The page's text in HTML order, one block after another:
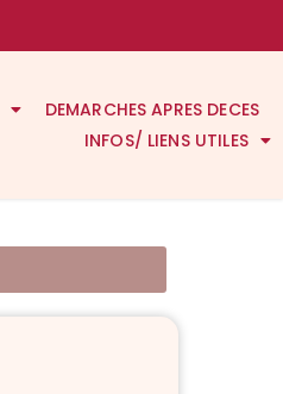
DEMARCHES APRES DECES
INFOS/ LIENS UTILES